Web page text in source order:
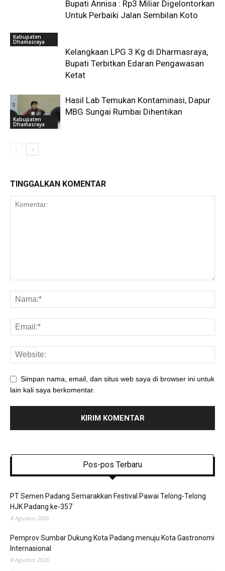
Bupati Annisa : Rp3 Miliar Digelontorkan
Untuk Perbaiki Jalan Sembilan Koto
Kabupaten
Dhamasraya
Kelangkaan LPG 3 Kg di Dharmasraya,
Bupati Terbitkan Edaran Pengawasan
Ketat
Kabupaten
Dhamasraya
Hasil Lab Temukan Kontaminasi, Dapur
MBG Sungai Rumbai Dihentikan
TINGGALKAN KOMENTAR
Simpan nama, email, dan situs web saya di browser ini untuk
lain kali saya berkomentar.
Pos-pos Terbaru
PT Semen Padang Semarakkan Festival Pawai Telong-Telong
HJK Padang ke-357
8 Agustus 2026
Pemprov Sumbar Dukung Kota Padang menuju Kota Gastronomi
Internasional
8 Agustus 2026